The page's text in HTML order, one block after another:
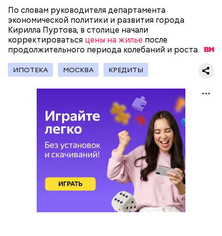
По словам руководителя департамента
экономической политики и развития города
Кирилла Пуртова, в столице начали
корректироваться цены на жилье после
продолжительного периода колебаний и роста.
ИПОТЕКА МОСКВА КРЕДИТЫ
Мавзолей Ленина — это памятник, музей, а также
усыпальница всем известного вождя советского
народа Владимира Ильича Ленина. Он находится в
самом центре Красной площади. Более того,
мавзолей Ленина является одним из важных
— Есть бабушки-«путешественницы», которые
куда-то вечно опаздывают. В метро и автобусах
они на сиденья несколько сумок ставят. А ты
присесть хочешь после рабочего дня, но не
можешь — из-за их дурацких сумок, — посетовала